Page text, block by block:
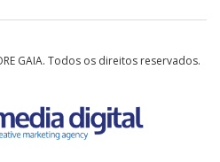
GAIA. Todos os direitos reservados.